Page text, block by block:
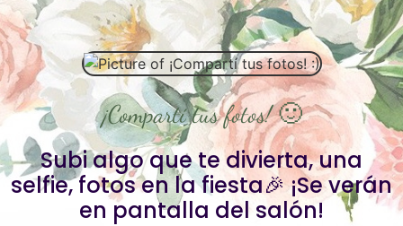
¡Compartí tus fotos! 🙂
Subi algo que te divierta, una
selfie, fotos en la fiesta🎉 ¡Se verán
en pantalla del salón!